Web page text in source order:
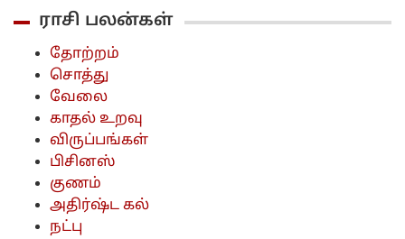
ராசி பலன்கள்
தோற்றம்
சொத்து
வேலை
காதல் உறவு
விருப்பங்கள்
பிசினஸ்
குணம்
அதிர்ஷ்ட கல்
நட்பு